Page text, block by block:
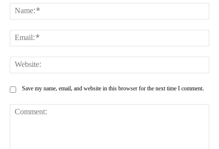
Save my name, email, and website in this browser for the next time I comment.